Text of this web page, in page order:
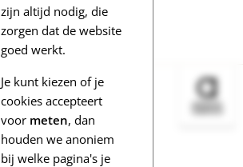
zijn altijd nodig, die
zorgen dat de website
goed werkt.
Je kunt kiezen of je
cookies accepteert
voor meten, dan
houden we anoniem
bij welke pagina's je